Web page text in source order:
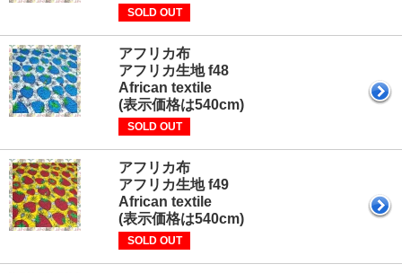
SOLD OUT
アフリカ布
アフリカ生地 f48
African textile
(表示価格は540cm)
SOLD OUT
アフリカ布
アフリカ生地 f49
African textile
(表示価格は540cm)
SOLD OUT